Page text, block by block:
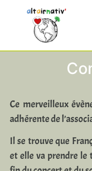
Ce merveilleux
adhérente de
Il se trouve que
et elle va prendre le